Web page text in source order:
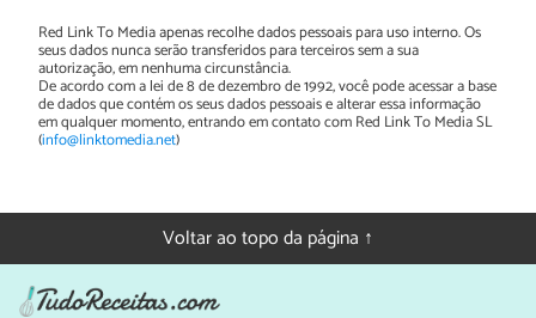
Red Link To Media apenas recolhe dados pessoais para uso interno. Os
seus dados nunca serão transferidos para terceiros sem a sua
autorização, em nenhuma circunstância.
De acordo com a lei de 8 de dezembro de 1992, você pode acessar a base
de dados que contém os seus dados pessoais e alterar essa informação
em qualquer momento, entrando em contato com Red Link To Media SL
(info@linktomedia.net)
Voltar ao topo da página ↑